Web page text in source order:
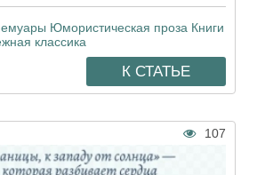
Юмористическая проза Книги
классика
К СТАТЬЕ
107